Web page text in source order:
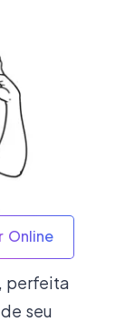
Online
perfeita
seu